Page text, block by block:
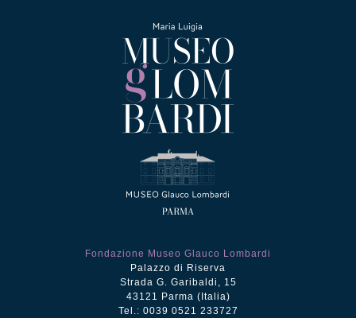
Fondazione Museo Glauco Lombardi
Palazzo di Riserva
Strada G. Garibaldi, 15
43121 Parma (Italia)
Tel.: 0039 0521 233727